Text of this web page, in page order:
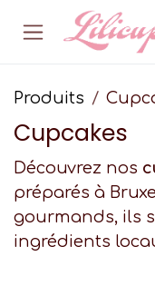
Se rendre au contenu
Produits
Cupcakes
Découvrez nos
préparés à
gourmands, ils
ingrédients